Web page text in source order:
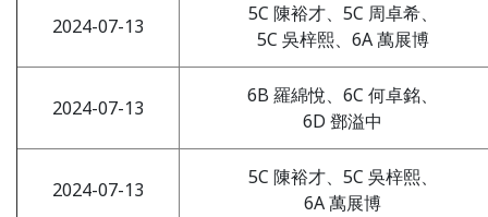
2024-07-13
5C 陳裕才、5C 周卓希、
5C 吳梓熙、6A 萬展博
2024-07-13
6B 羅綿悅、6C 何卓銘、
6D 鄧溢中
2024-07-13
5C 陳裕才、5C 吳梓熙、
6A 萬展博